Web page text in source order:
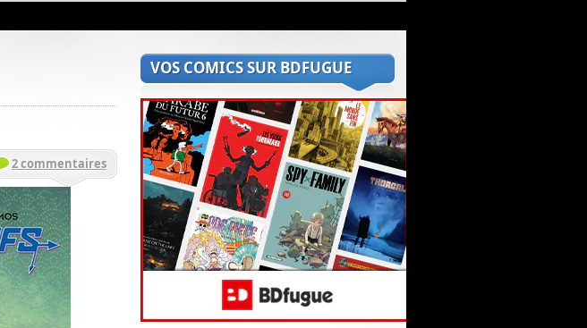
2 commentaires
VOS COMICS SUR BDFUGUE